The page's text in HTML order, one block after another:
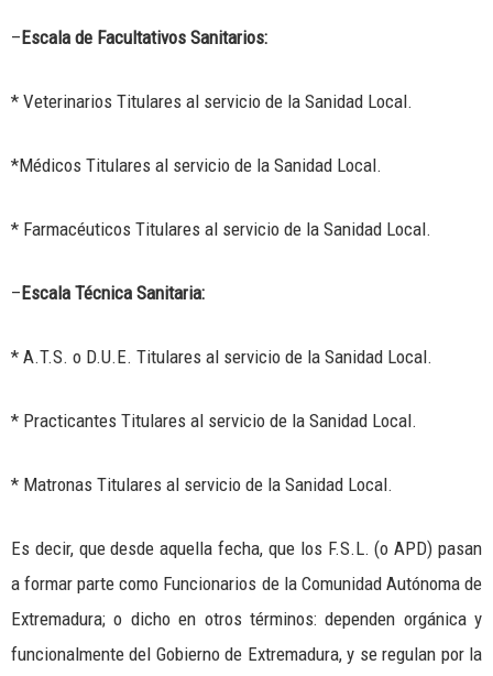
–Escala de Facultativos Sanitarios:
* Veterinarios Titulares al servicio de la Sanidad Local.
*Médicos Titulares al servicio de la Sanidad Local.
* Farmacéuticos Titulares al servicio de la Sanidad Local.
–Escala Técnica Sanitaria:
* A.T.S. o D.U.E. Titulares al servicio de la Sanidad Local.
* Practicantes Titulares al servicio de la Sanidad Local.
* Matronas Titulares al servicio de la Sanidad Local.
Es decir, que desde aquella fecha, que los F.S.L. (o APD) pasan
a formar parte como Funcionarios de la Comunidad Autónoma de
Extremadura; o dicho en otros términos: dependen orgánica y
funcionalmente del Gobierno de Extremadura, y se regulan por la